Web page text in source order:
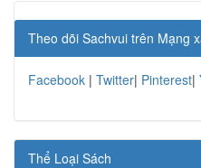
Theo dõi Sachvui trên Mạng
Facebook | Twitter| Pinterest|
Thể Loại Sách